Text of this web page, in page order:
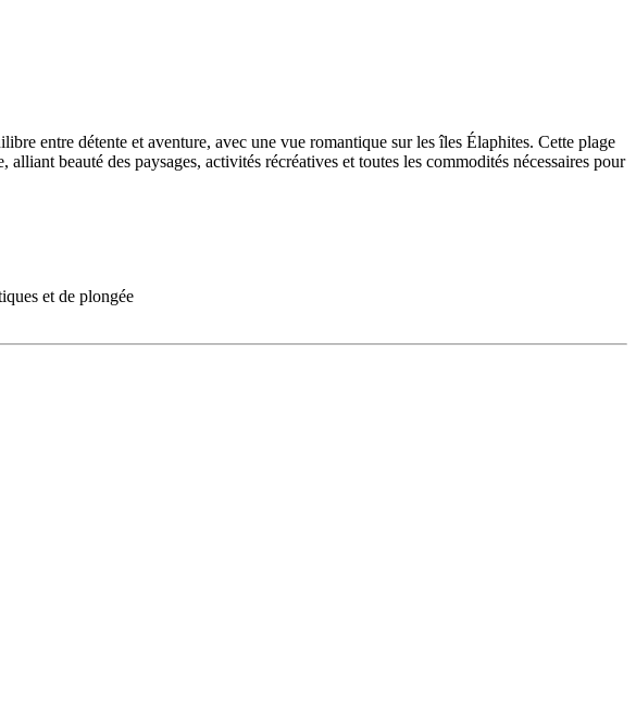
entre détente et aventure, avec une vue romantique sur les îles Élaphites. Cette plage
beauté des paysages, activités récréatives et toutes les commodités nécessaires pour
et de plongée